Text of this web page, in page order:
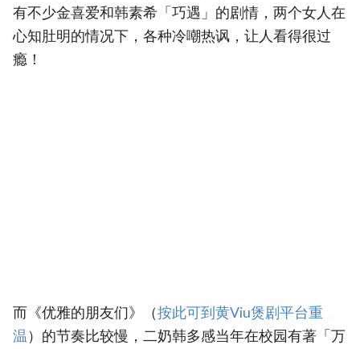
有不少金喜爱和韩素希「巧遇」的剧情，两个女人在
心知肚明的情况下，各种冷嘲热讽，让人看得很过
瘾！
而《优雅的朋友们》（按此可到黄Viu煲剧平台重
温 ）的节奏比较慢，二奶韩多感当年在校园有著「万